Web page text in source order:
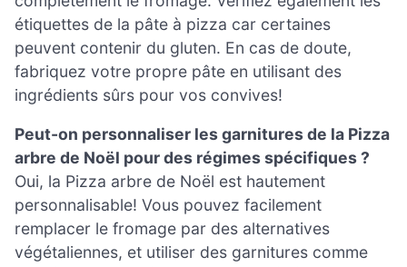
étiquettes de la pâte à pizza car certaines
peuvent contenir du gluten. En cas de doute,
fabriquez votre propre pâte en utilisant des
ingrédients sûrs pour vos convives!
Peut-on personnaliser les garnitures de la Pizza
arbre de Noël pour des régimes spécifiques ?
Oui, la Pizza arbre de Noël est hautement
personnalisable! Vous pouvez facilement
remplacer le fromage par des alternatives
végétaliennes, et utiliser des garnitures comme